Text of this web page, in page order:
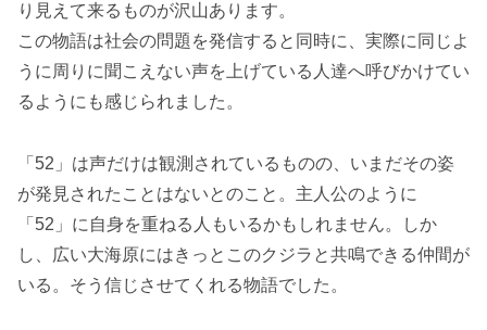
り見えて来るものが沢山あります。
この物語は社会の問題を発信すると同時に、実際に同じよ
うに周りに聞こえない声を上げている人達へ呼びかけてい
るようにも感じられました。
「52」は声だけは観測されているものの、いまだその姿
が発見されたことはないとのこと。主人公のように
「52」に自身を重ねる人もいるかもしれません。しか
し、広い大海原にはきっとこのクジラと共鳴できる仲間が
いる。そう信じさせてくれる物語でした。